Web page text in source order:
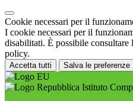
Cookie necessari per il
I cookie necessari per il
disabilitati. È possibile
policy.
Accetta tutti Salva le preferenze
Istituto